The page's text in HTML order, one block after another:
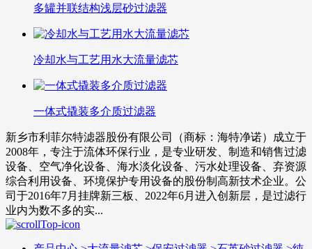
多罐并联结构浅层砂过滤器
冷却水与工艺用水大流量滤芯
一体式撬装多介质过滤器
新乡市利菲尔特滤器股份有限公司（商标：海特净诺）成立于
2008年，专注于流体环保行业，是专业研发、制造和销售过滤
设备、空气净化设备、海水淡化设备、污水处理设备、弃资源
综合利用设备、环境保护专用设备的股份制高新技术企业。公
司于2016年7月挂牌新三板、2022年6月进入创新层，是过滤行
业内为数不多的实...